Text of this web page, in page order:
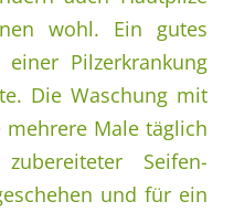
wohl. Ein gutes
Pilzerkrankung
Die Waschung mit
Male täglich
Seifen-
und für ein